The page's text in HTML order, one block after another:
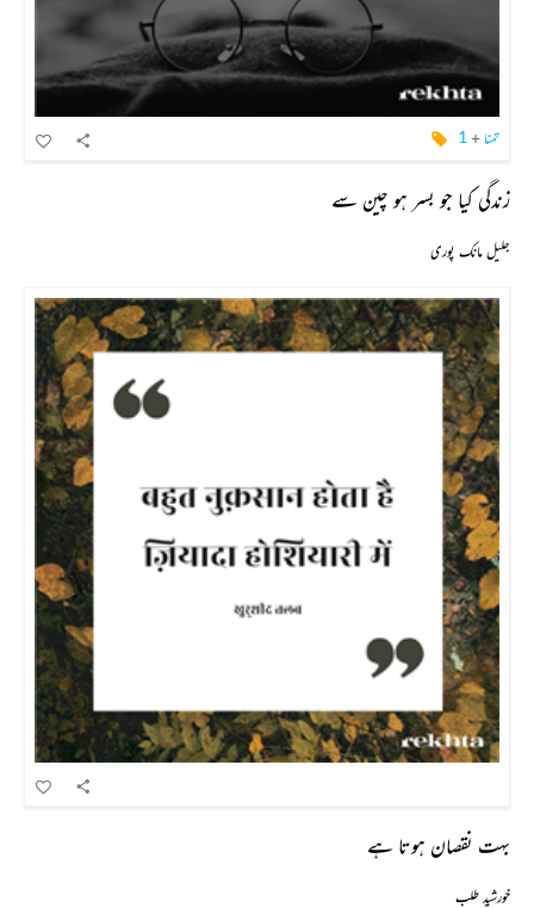
تمنا +
1
زندگی کیا جو بسر ہو چین سے
جلیل مانک پوری
بہت نقصان ہوتا ہے
خورشید طلب